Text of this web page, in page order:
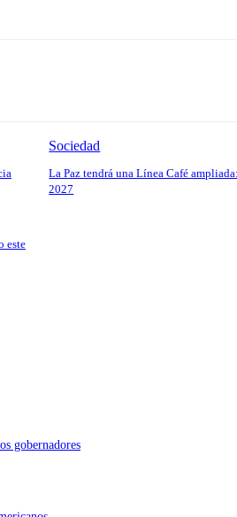
Sociedad
La Paz tendrá una Línea Café
2027
este
gobernadores